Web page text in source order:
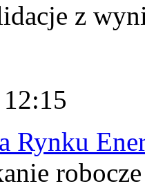
z
Rynku